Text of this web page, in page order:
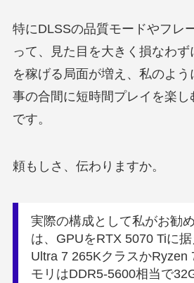
特にDLSSの品質モードやフレ
って、見た目を大きく損なわず
を稼げる局面が増え、私のよ
事の合間に短時間プレイを楽し
です。
頼もしさ、伝わりますか。
実際の構成として私がお勧
は、GPUをRTX 5070 Tiに
Ultra 7 265KクラスかRyzen
モリはDDR5-5600相当で